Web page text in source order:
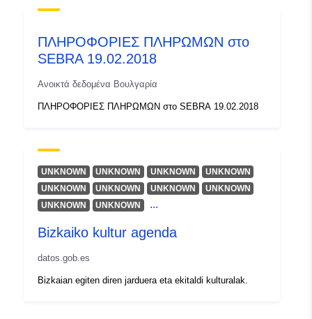
ΠΛΗΡΟΦΟΡΙΕΣ ΠΛΗΡΩΜΩΝ στο
SEBRA 19.02.2018
Ανοικτά δεδομένα Βουλγαρία
ΠΛΗΡΟΦΟΡΙΕΣ ΠΛΗΡΩΜΩΝ στο SEBRA 19.02.2018
UNKNOWN UNKNOWN UNKNOWN
UNKNOWN
UNKNOWN
UNKNOWN UNKNOWN
UNKNOWN
UNKNOWN
UNKNOWN ...
Bizkaiko kultur agenda
datos.gob.es
Bizkaian egiten diren jarduera eta ekitaldi kulturalak.